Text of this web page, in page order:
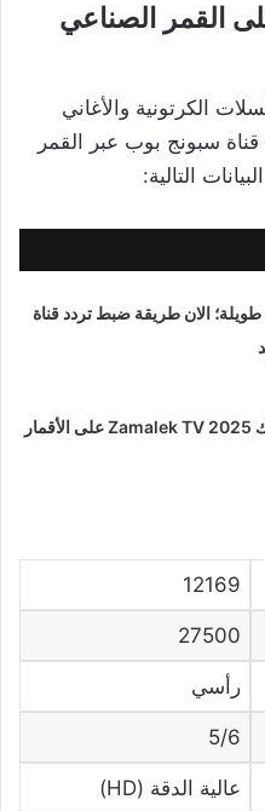
القمر الصناعي
الكرتونية والأغاني
قناة سبونج بوب عبر القمر
التالية:
طويلة؛ الان طريقة ضبط تردد قناة
تردد قناة الزمالك 2025 Zamalek TV على الأقمار
12169
27500
رأسي
5/6
عالية الدقة (HD)